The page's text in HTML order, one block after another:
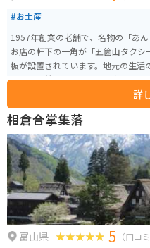
#お土産
1957年創業の老舗で、名物の「あ
お店の軒下の一角が「五箇山タク
板が設置されています。地元の生活
ンの落ち着いた雰囲気の店内でパ
詳
相倉合掌集落
富山県 5 （口コ